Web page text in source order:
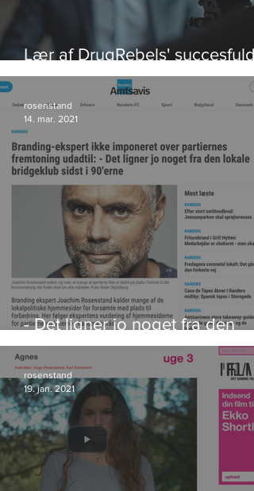
Lær af DrugRebels'
videoeksempler
- Det ligner jo noget fra den
lokale bridgeklub sidst i
rosenstand
14. mar. 2021
rosenstand
19. jan. 2021